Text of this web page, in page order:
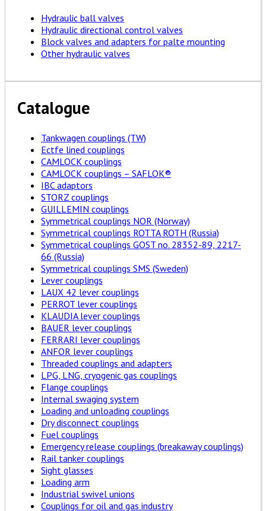
Hydraulic ball valves
Hydraulic directional control valves
Block valves and adapters for palte mounting
Other hydraulic valves
Catalogue
Tankwagen couplings (TW)
Ectfe lined couplings
CAMLOCK couplings
CAMLOCK couplings – SAFLOK®
IBC adaptors
STORZ couplings
GUILLEMIN couplings
Symmetrical couplings NOR (Norway)
Symmetrical couplings ROTTA ROTH (Russia)
Symmetrical couplings GOST no. 28352-89, 2217-
66 (Russia)
Symmetrical couplings SMS (Sweden)
Lever couplings
LAUX 42 lever couplings
PERROT lever couplings
KLAUDIA lever couplings
BAUER lever couplings
FERRARI lever couplings
ANFOR lever couplings
Threaded couplings and adapters
LPG, LNG, cryogenic gas couplings
Flange couplings
Internal swaging system
Loading and unloading couplings
Dry disconnect couplings
Fuel couplings
Emergency release couplings (breakaway couplings)
Rail tanker couplings
Sight glasses
Loading arm
Industrial swivel unions
Couplings for oil and gas industry